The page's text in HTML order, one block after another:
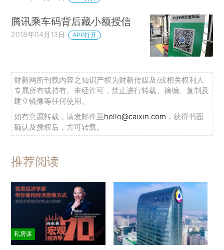
腾讯乘车码背后藏小额授信
2018年04月13日 APP打开
财新网所刊载内容之知识产权为财新传媒及/或相关权利人
专属所有或持有。未经许可，禁止进行转载、摘编、复制及
建立镜像等任何使用。
如有意愿转载，请发邮件至hello@caixin.com ，获得书面
确认及授权后，方可转载。
推荐阅读
私房课